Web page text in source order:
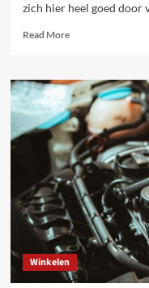
zich hier heel goed door
Read MoreRead
Make-
up
producten
Winkelen